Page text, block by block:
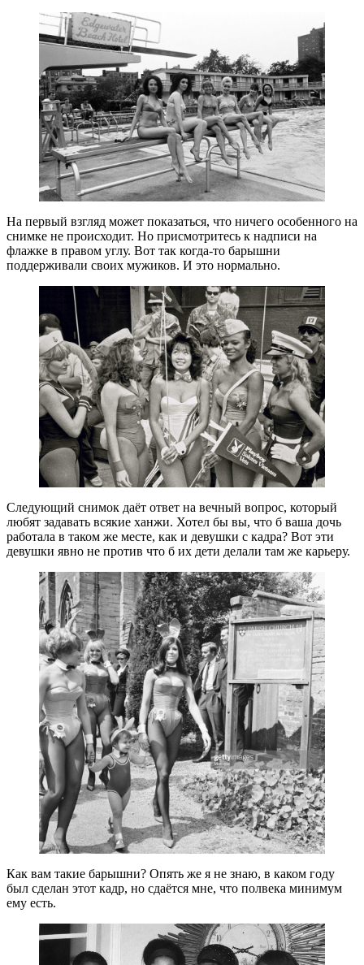
На первый взгляд может показаться, что ничего особенного на
снимке не происходит. Но присмотритесь к надписи на
флажке в правом углу. Вот так когда-то барышни
поддерживали своих мужиков. И это нормально.
Следующий снимок даёт ответ на вечный вопрос, который
любят задавать всякие ханжи. Хотел бы вы, что б ваша дочь
работала в таком же месте, как и девушки с кадра? Вот эти
девушки явно не против что б их дети делали там же карьеру.
Как вам такие барышни? Опять же я не знаю, в каком году
был сделан этот кадр, но сдаётся мне, что полвека минимум
ему есть.